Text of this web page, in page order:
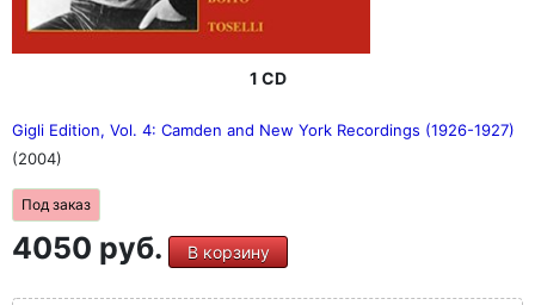
1 CD
Gigli Edition, Vol. 4: Camden and New York Recordings (1926-1927)
(2004)
Под заказ
4050 руб. В корзину